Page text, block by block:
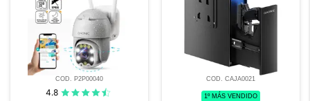
COD. P2P00040
4.8
COD. CAJA0021
1º MÁS VENDIDO